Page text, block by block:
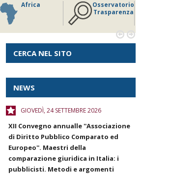
Africa
Osservatorio
Trasparenza
 
CERCA NEL SITO
NEWS
GIOVEDÌ, 24 SETTEMBRE 2026
XII Convegno annualle ''Associazione
di Diritto Pubblico Comparato ed
Europeo''. Maestri della
comparazione giuridica in Italia: i
pubblicisti. Metodi e argomenti